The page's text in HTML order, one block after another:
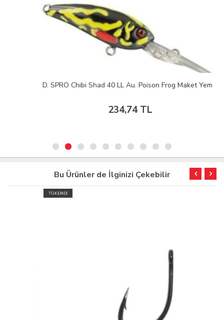
D. SPRO Chibi Shad 40 LL Au. Poison Frog Maket Yem
234,74 TL
Bu Ürünler de İlginizi Çekebilir